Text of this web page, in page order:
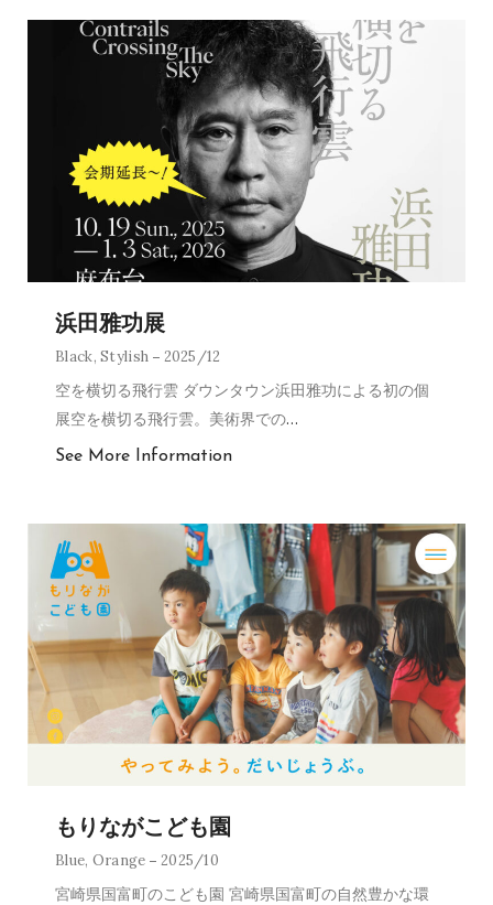
浜田雅功展
Black,Stylish 2025/12
空を横切る飛行雲 ダウンタウン浜田雅功による初の個
展空を横切る飛行雲。美術界での…
See More Information
もりながこども園
Blue, Orange 2025/10
宮崎県国富町のこども園 宮崎県国富町の自然豊かな環